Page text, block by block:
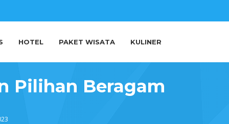
HOTEL PAKET WISATA KULINER
Pilihan Beragam